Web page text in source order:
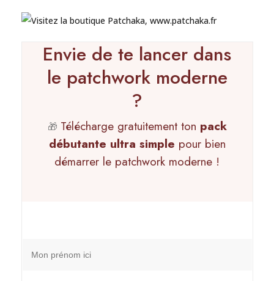
Envie de te lancer dans
le patchwork moderne
?
🎁 Télécharge gratuitement ton pack
débutante ultra simple pour bien
démarrer le patchwork moderne !